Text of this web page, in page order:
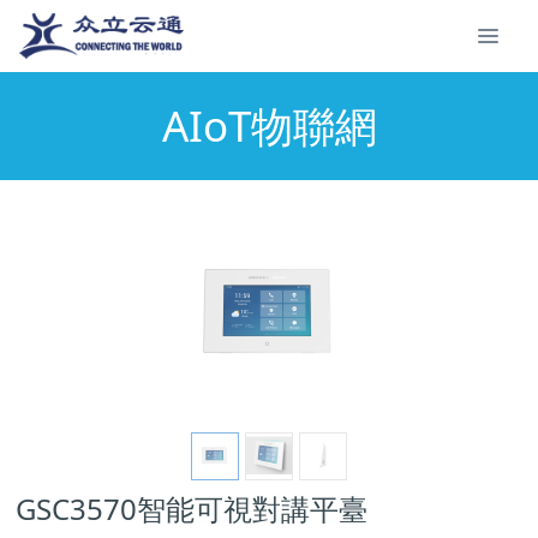
AIoT物聯網
GSC3570智能可視對講平臺